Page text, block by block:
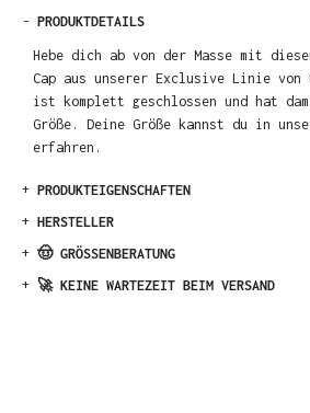
- PRODUKTDETAILS
Hebe dich ab von der Masse mit
Cap aus unserer Exclusive Linie von
ist komplett geschlossen und hat
Größe. Deine Größe kannst du in
erfahren.
+ PRODUKTEIGENSCHAFTEN
+ HERSTELLER
+ 🤠 GRÖSSENBERATUNG
+ 🚀 KEINE WARTEZEIT BEIM VERSAND